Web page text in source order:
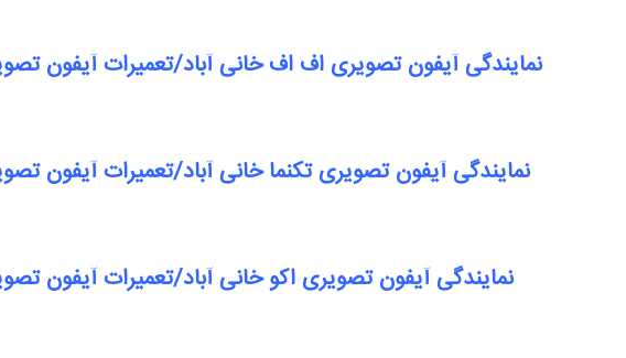
نمایندگی آیفون تصویری اف اف خانی آباد/تعمیرات آیفون
نمایندگی آیفون تصویری تکنما خانی آباد/تعمیرات آیفون
نمایندگی آیفون تصویری اکو خانی آباد/تعمیرات آیفون